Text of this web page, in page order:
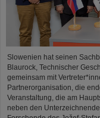
Slowenien hat seinen
Blaurock, Technischer
gemeinsam mit
Partnerorganisation, die
Veranstaltung, die am
neben den